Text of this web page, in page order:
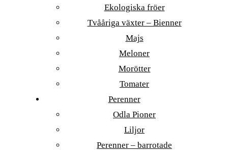
Ekologiska fröer
Tvååriga växter – Bienner
Majs
Meloner
Morötter
Tomater
Perenner
Odla Pioner
Liljor
Perenner – barrotade